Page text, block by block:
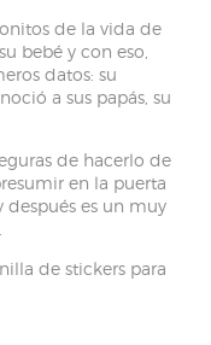
de la vida de
bebé y con eso,
datos: su
a sus papás, su
de hacerlo de
en la puerta
es un muy
de stickers para